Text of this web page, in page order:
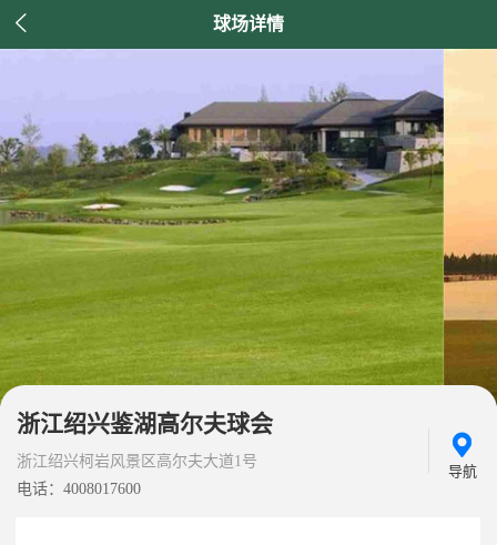
 球场详情
浙江绍兴鉴湖高尔夫球会
浙江绍兴柯岩风景区高尔夫大道1号
电话：4008017600
导航